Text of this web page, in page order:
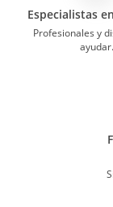
Especialistas
Profesionales y
ayudar.